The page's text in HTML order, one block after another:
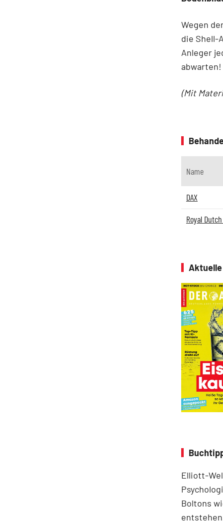
Wegen
die Shell-
Anleger
abwarten!
(Mit
Name
DAX
Royal
Elliott-
Boltons